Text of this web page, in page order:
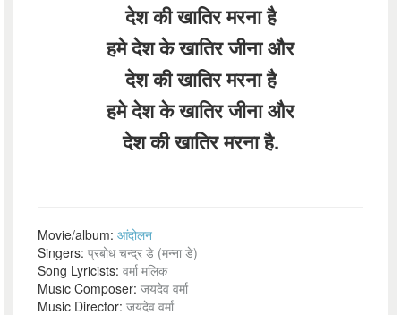
देश की खातिर मरना है
हमे देश के खातिर जीना और
देश की खातिर मरना है
हमे देश के खातिर जीना और
देश की खातिर मरना है.
Movie/album:आंदोलन
Singers:प्रबोध चन्द्र डे (मन्ना डे)
Song Lyricists:वर्मा मलिक
Music Composer:जयदेव वर्मा
Music Director:जयदेव वर्मा